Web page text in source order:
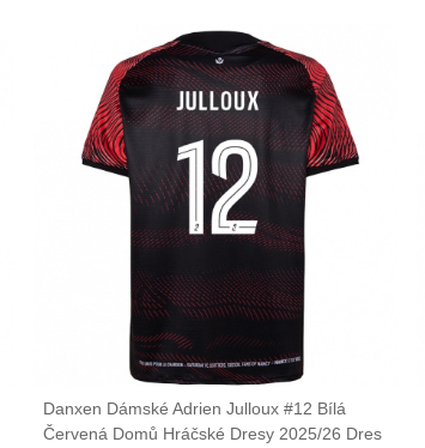
Danxen Dámské Adrien Julloux #12 Bílá
Červená Domů Hráčské Dresy 2025/26 Dres